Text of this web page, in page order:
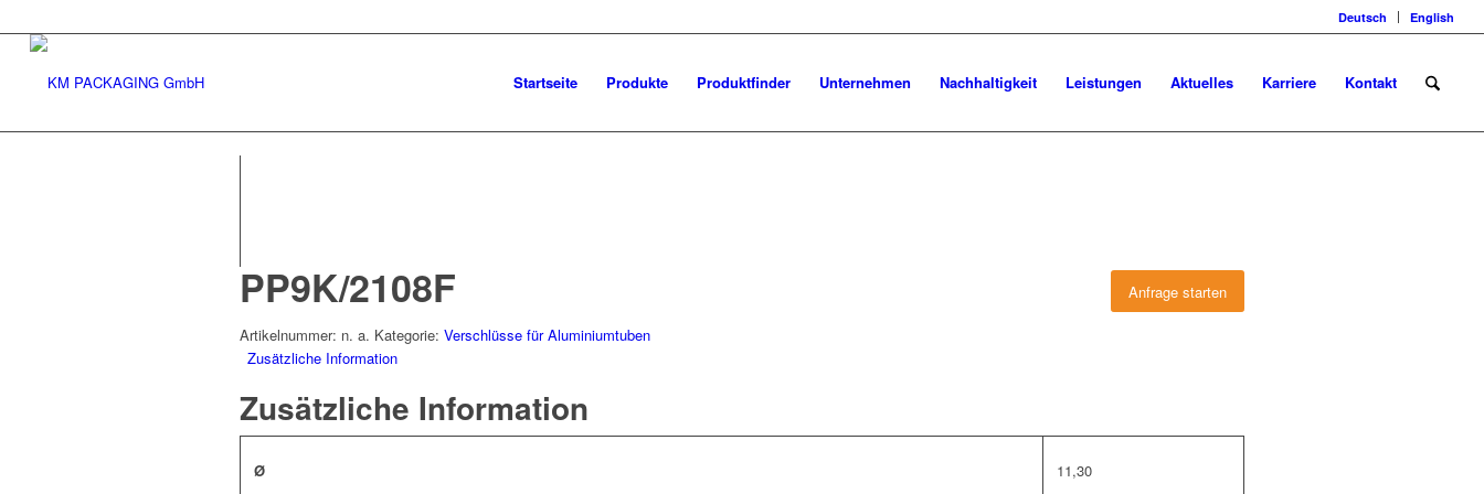
Deutsch English
Startseite Produkte Produktfinder Unternehmen Nachhaltigkeit Leistungen Aktuelles Karriere Kontakt
Anfrage starten
PP9K/2108F
Artikelnummer: n. a. Kategorie: Verschlüsse für Aluminiumtuben
Zusätzliche Information
Zusätzliche Information
Ø 11,30